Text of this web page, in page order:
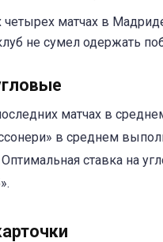
четырех матчах в
не сумел одержать
матчах в
в среднем
ставка на